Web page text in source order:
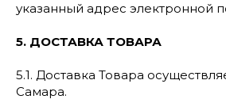
указанный адрес электронной
5. ДОСТАВКА ТОВАРА
5.1. Доставка Товара
Самара.